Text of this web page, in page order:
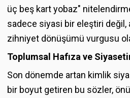
üç beş kart yobaz"
sadece siyasi bir eleştiri değil,
zihniyet dönüşümü vurgusu
Toplumsal Hafıza ve
Son dönemde artan kimlik
bir boyut getiren bu sözler,